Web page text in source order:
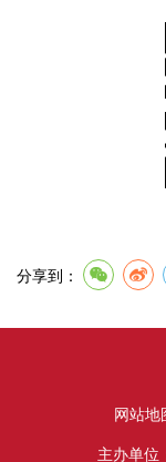
分享到：
网站地
主办单位